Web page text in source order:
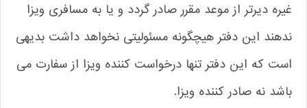
غیره دیرتر از موعد مقرر صادر گردد و یا به مسافری ویزا
ندهند این دفتر هیچگونه مسئولیتی نخواهد داشت بدیهی
است که این دفتر تنها درخواست کننده ویزا از سفارت می
باشد نه صادر کننده ویزا.